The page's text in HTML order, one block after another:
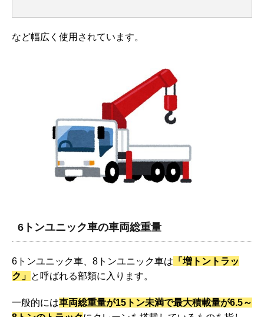
など幅広く使用されています。
6トンユニック車の車両総重量
6トンユニック車、8トンユニック車は 「増トントラッ
ク」 と呼ばれる部類に入ります。
一般的には車両総重量が15トン未満で最大積載量が6.5～